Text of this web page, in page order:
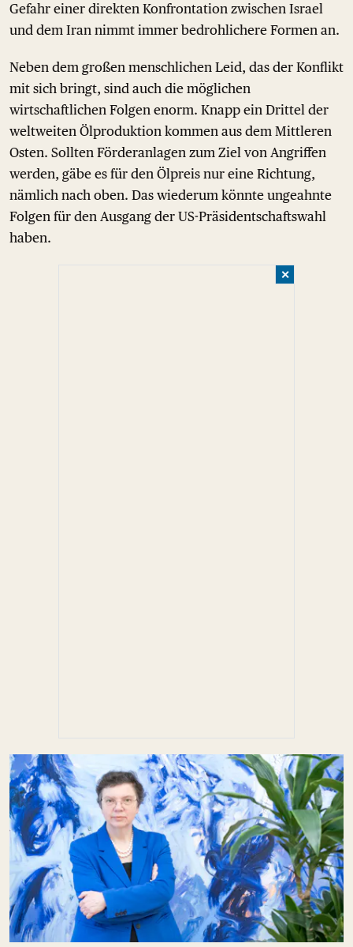
Gefahr einer direkten Konfrontation zwischen Israel
und dem Iran nimmt immer bedrohlichere Formen an.
Neben dem großen menschlichen Leid, das der Konflikt
mit sich bringt, sind auch die möglichen
wirtschaftlichen Folgen enorm. Knapp ein Drittel der
weltweiten Ölproduktion kommen aus dem Mittleren
Osten. Sollten Förderanlagen zum Ziel von Angriffen
werden, gäbe es für den Ölpreis nur eine Richtung,
nämlich nach oben. Das wiederum könnte ungeahnte
Folgen für den Ausgang der US-Präsidentschaftswahl
haben.
✕